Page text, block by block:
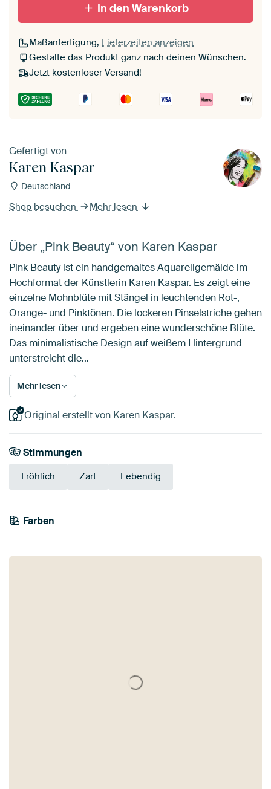
In den Warenkorb
Maßanfertigung, Lieferzeiten anzeigen
Gestalte das Produkt ganz nach deinen Wünschen.
Jetzt kostenloser Versand!
Gefertigt von
Karen Kaspar
Deutschland
Shop besuchen Mehr lesen
Über „Pink Beauty“ von Karen Kaspar
Pink Beauty ist ein handgemaltes Aquarellgemälde im
Hochformat der Künstlerin Karen Kaspar. Es zeigt eine
einzelne Mohnblüte mit Stängel in leuchtenden Rot-,
Orange- und Pinktönen. Die lockeren Pinselstriche gehen
ineinander über und ergeben eine wunderschöne Blüte.
Das minimalistische Design auf weißem Hintergrund
unterstreicht die…
Mehr lesen
Original erstellt von Karen Kaspar.
Stimmungen
Fröhlich Zart Lebendig
Farben
Weiß
Orange
Rosa